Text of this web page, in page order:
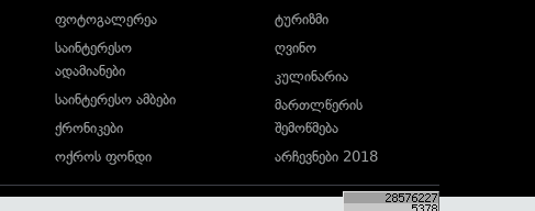
ფოტოგალერეა
საინტერესო
ადამიანები
საინტერესო ამბები
ქრონიკები
ოქროს ფონდი
ტურიზმი
ღვინო
კულინარია
მართლწერის
შემოწმება
არჩევნები 2018